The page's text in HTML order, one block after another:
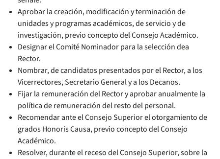
Aprobar la creación, modificación y terminación de
unidades y programas académicos, de servicio y de
investigación, previo concepto del Consejo Académico.
Designar el Comité Nominador para la selección dea
Rector.
Nombrar, de candidatos presentados por el Rector, a los
Vicerrectores, Secretario General y a los Decanos.
Fijar la remuneración del Rector y aprobar anualmente la
política de remuneración del resto del personal.
Recomendar ante el Consejo Superior el otorgamiento de
grados Honoris Causa, previo concepto del Consejo
Académico.
Resolver, durante el receso del Consejo Superior, sobre la